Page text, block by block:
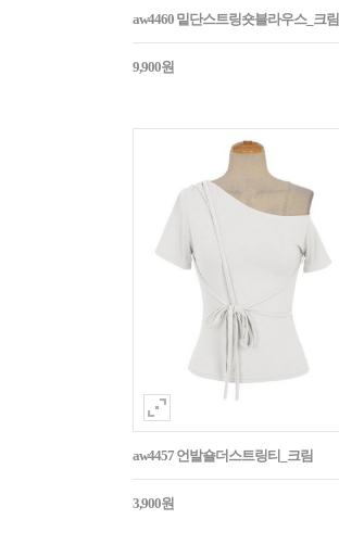
aw4460 밑단스트링숏블라우스_크림
9,900원
aw4457 언발숄더스트링티_크림
3,900원